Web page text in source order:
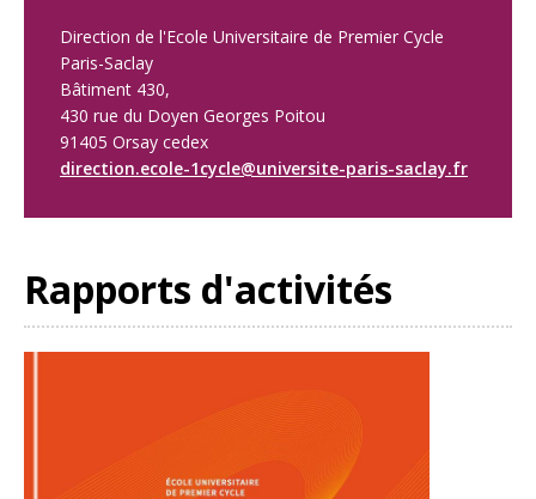
Direction de l'Ecole Universitaire de Premier Cycle
Paris-Saclay
Bâtiment 430,
430 rue du Doyen Georges Poitou
91405 Orsay cedex
direction.ecole-1cycle@universite-paris-saclay.fr
Rapports d'activités